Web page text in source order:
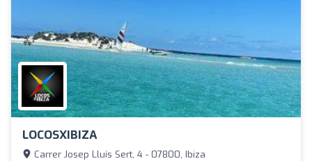
LOCOSXIBIZA
Carrer Josep Lluís Sert, 4 - 07800, Ibiza